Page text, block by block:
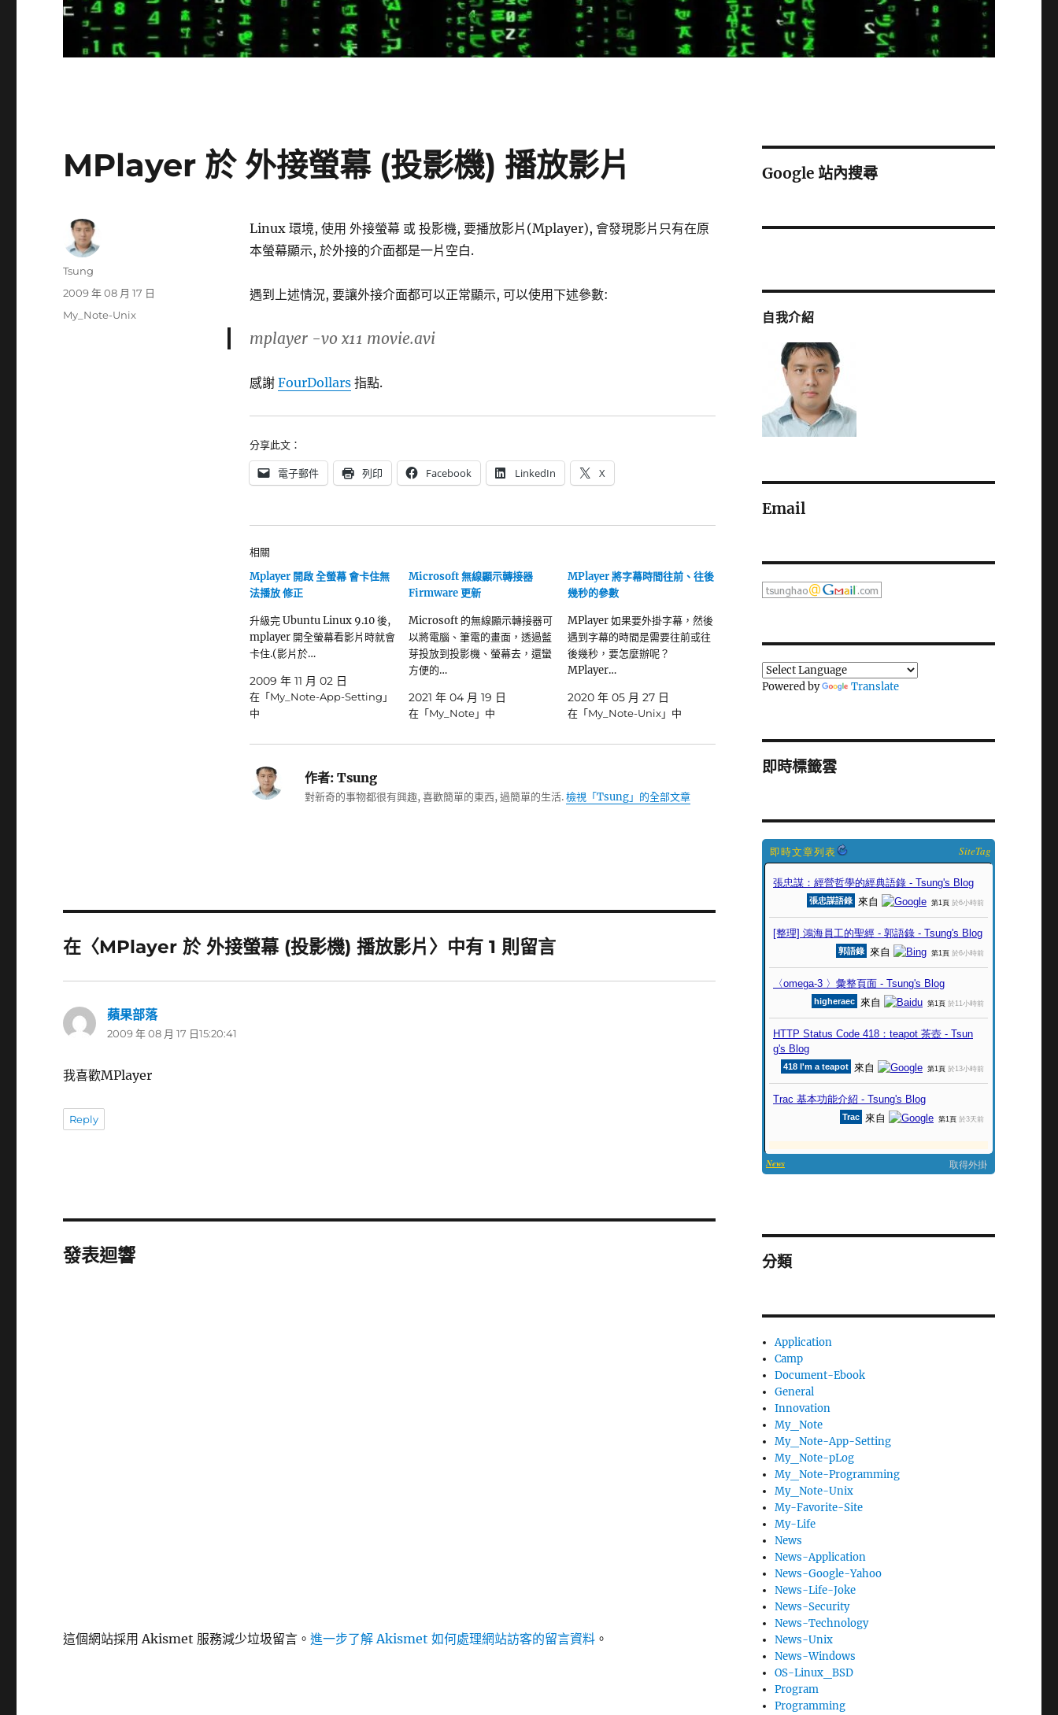
MPlayer 於 外接螢幕 (投影機) 播放影片
Linux 環境, 使用 外接螢幕 或 投影機, 要播放影片(Mplayer), 會發現影片只有在原
本螢幕顯示, 於外接的介面都是一片空白.
遇到上述情況, 要讓外接介面都可以正常顯示, 可以使用下述參數:
mplayer -vo x11 movie.avi
感謝 FourDollars指點.
分享此文：
電子郵件 列印 Facebook LinkedIn X
相關
Mplayer 開啟 全螢幕 會卡住無
法播放 修正
升級完 Ubuntu Linux 9.10 後,
mplayer 開全螢幕看影片時就會
卡住.(影片於…
2009 年 11 月 02 日
在「My_Note-App-Setting」
中
Microsoft 無線顯示轉接器
Firmware 更新
Microsoft 的無線顯示轉接器可
以將電腦、筆電的畫面，透過藍
芽投放到投影機、螢幕去，還蠻
方便的…
2021 年 04 月 19 日
在「My_Note」中
MPlayer 將字幕時間往前、往後
幾秒的參數
MPlayer 如果要外掛字幕，然後
遇到字幕的時間是需要往前或往
後幾秒，要怎麼辦呢？
MPlayer…
2020 年 05 月 27 日
在「My_Note-Unix」中
作者:Tsung
對新奇的事物都很有興趣, 喜歡簡單的東西, 過簡單的生活.檢視「Tsung」的全部文章
作
Tsung
發
日
2009 年 08 月 17 日
分
My_Note-Unix
在〈MPlayer 於 外接螢幕 (投影機) 播放影片〉中有 1 則留言
蘋果部落表
示:
2009 年 08 月 17 日15:20:41
我喜歡MPlayer
Reply
發表迴響
這個網站採用 Akismet 服務減少垃圾留言。進一步了解 Akismet 如何處理網站訪客的留言資料 。
Google 站內搜尋
自我介紹
Email
Powered by Translate
即時標籤雲
SiteTag
分類
Application
Camp
Document-Ebook
General
Innovation
My_Note
My_Note-App-Setting
My_Note-pLog
My_Note-Programming
My_Note-Unix
My-Favorite-Site
My-Life
News
News-Application
News-Google-Yahoo
News-Life-Joke
News-Security
News-Technology
News-Unix
News-Windows
OS-Linux_BSD
Program
Programming